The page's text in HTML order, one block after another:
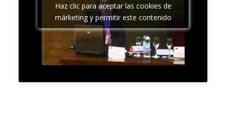
Haz clic para aceptar las cookies de
márketing y permitir este contenido